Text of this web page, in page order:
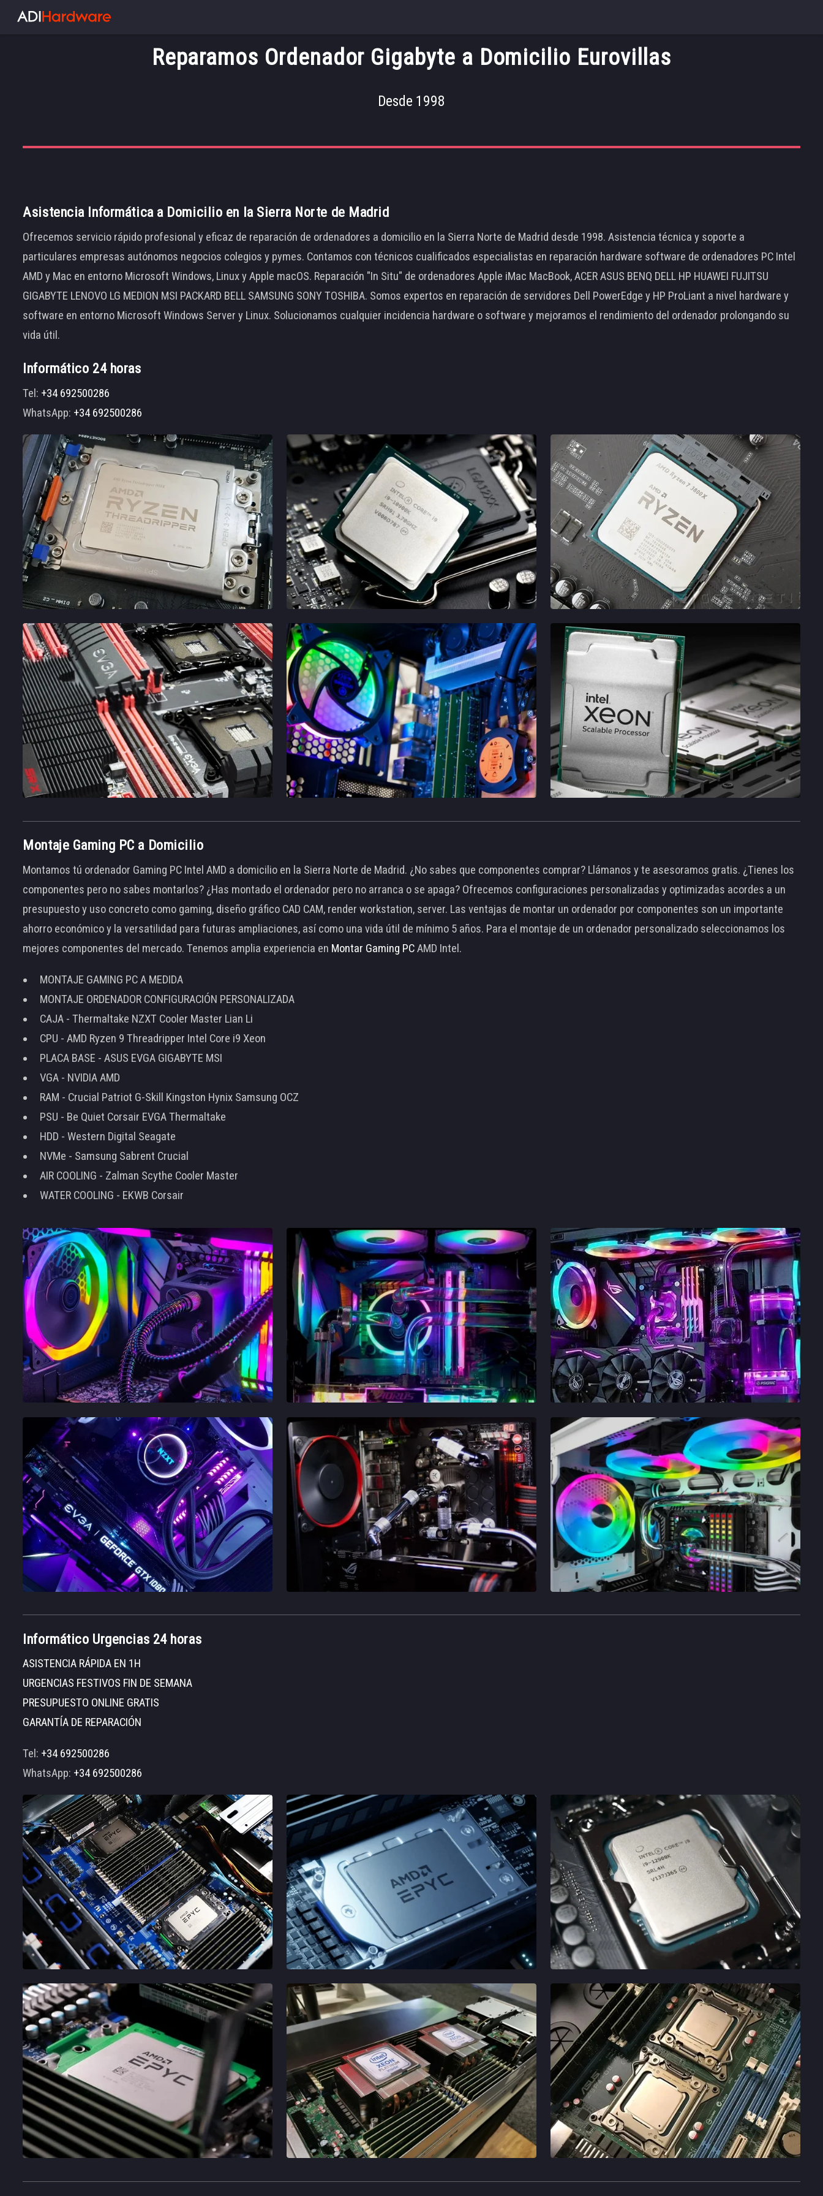
Reparamos Ordenador Gigabyte a Domicilio Eurovillas
Desde 1998
Asistencia Informática a Domicilio en la Sierra Norte de Madrid
Ofrecemos servicio rápido profesional y eficaz de reparación de ordenadores a domicilio en la Sierra Norte de Madrid desde 1998. Asistencia técnica y soporte a
particulares empresas autónomos negocios colegios y pymes. Contamos con técnicos cualificados especialistas en reparación hardware software de ordenadores PC Intel
AMD y Mac en entorno Microsoft Windows, Linux y Apple macOS. Reparación "In Situ" de ordenadores Apple iMac MacBook, ACER ASUS BENQ DELL HP HUAWEI FUJITSU
GIGABYTE LENOVO LG MEDION MSI PACKARD BELL SAMSUNG SONY TOSHIBA. Somos expertos en reparación de servidores Dell PowerEdge y HP ProLiant a nivel hardware y
software en entorno Microsoft Windows Server y Linux. Solucionamos cualquier incidencia hardware o software y mejoramos el rendimiento del ordenador prolongando su
vida útil.
Informático 24 horas
Tel: +34 692500286
WhatsApp: +34 692500286
Montaje Gaming PC a Domicilio
Montamos tú ordenador Gaming PC Intel AMD a domicilio en la Sierra Norte de Madrid. ¿No sabes que componentes comprar? Llámanos y te asesoramos gratis. ¿Tienes los
componentes pero no sabes montarlos? ¿Has montado el ordenador pero no arranca o se apaga? Ofrecemos configuraciones personalizadas y optimizadas acordes a un
presupuesto y uso concreto como gaming, diseño gráfico CAD CAM, render workstation, server. Las ventajas de montar un ordenador por componentes son un importante
ahorro económico y la versatilidad para futuras ampliaciones, así como una vida útil de mínimo 5 años. Para el montaje de un ordenador personalizado seleccionamos los
mejores componentes del mercado. Tenemos amplia experiencia en Montar Gaming PCAMD Intel.
MONTAJE GAMING PC A MEDIDA
MONTAJE ORDENADOR CONFIGURACIÓN PERSONALIZADA
CAJA - Thermaltake NZXT Cooler Master Lian Li
CPU - AMD Ryzen 9 Threadripper Intel Core i9 Xeon
PLACA BASE - ASUS EVGA GIGABYTE MSI
VGA - NVIDIA AMD
RAM - Crucial Patriot G-Skill Kingston Hynix Samsung OCZ
PSU - Be Quiet Corsair EVGA Thermaltake
HDD - Western Digital Seagate
NVMe - Samsung Sabrent Crucial
AIR COOLING - Zalman Scythe Cooler Master
WATER COOLING - EKWB Corsair
Informático Urgencias 24 horas
ASISTENCIA RÁPIDA EN 1H
URGENCIAS FESTIVOS FIN DE SEMANA
PRESUPUESTO ONLINE GRATIS
GARANTÍA DE REPARACIÓN
Tel: +34 692500286
WhatsApp: +34 692500286